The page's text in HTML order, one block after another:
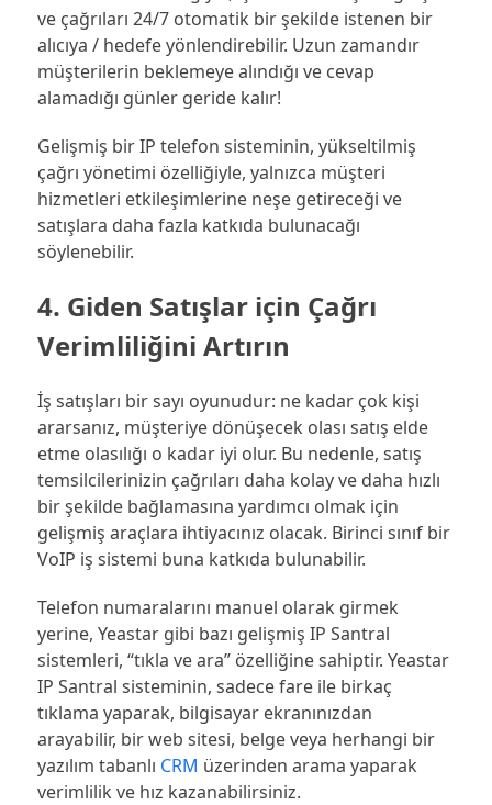
ve çağrıları 24/7 otomatik bir şekilde istenen bir
alıcıya / hedefe yönlendirebilir. Uzun zamandır
müşterilerin beklemeye alındığı ve cevap
alamadığı günler geride kalır!
Gelişmiş bir IP telefon sisteminin, yükseltilmiş
çağrı yönetimi özelliğiyle, yalnızca müşteri
hizmetleri etkileşimlerine neşe getireceği ve
satışlara daha fazla katkıda bulunacağı
söylenebilir.
4. Giden Satışlar için Çağrı
Verimliliğini Artırın
İş satışları bir sayı oyunudur: ne kadar çok kişi
ararsanız, müşteriye dönüşecek olası satış elde
etme olasılığı o kadar iyi olur. Bu nedenle, satış
temsilcilerinizin çağrıları daha kolay ve daha hızlı
bir şekilde bağlamasına yardımcı olmak için
gelişmiş araçlara ihtiyacınız olacak. Birinci sınıf bir
VoIP iş sistemi buna katkıda bulunabilir.
Telefon numaralarını manuel olarak girmek
yerine, Yeastar gibi bazı gelişmiş IP Santral
sistemleri, “tıkla ve ara” özelliğine sahiptir. Yeastar
IP Santral sisteminin, sadece fare ile birkaç
tıklama yaparak, bilgisayar ekranınızdan
arayabilir, bir web sitesi, belge veya herhangi bir
yazılım tabanlı CRM üzerinden arama yaparak
verimlilik ve hız kazanabilirsiniz.